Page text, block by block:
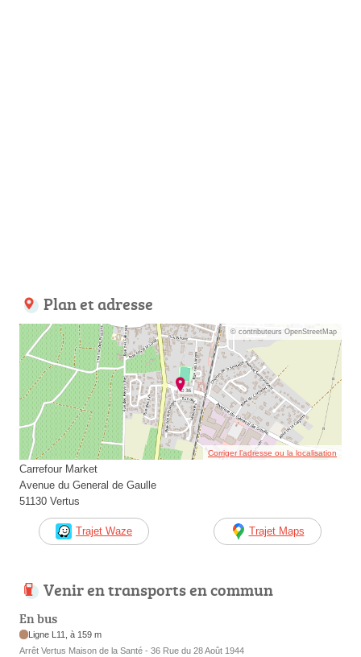
Plan et adresse
© contributeurs OpenStreetMap
Corriger l’adresse ou la localisation
Carrefour Market
Avenue du General de Gaulle
51130 Vertus
Trajet Waze Trajet Maps
Venir en transports en commun
En bus
Ligne L11, à 159 m
Arrêt Vertus Maison de la Santé - 36 Rue du 28 Août 1944